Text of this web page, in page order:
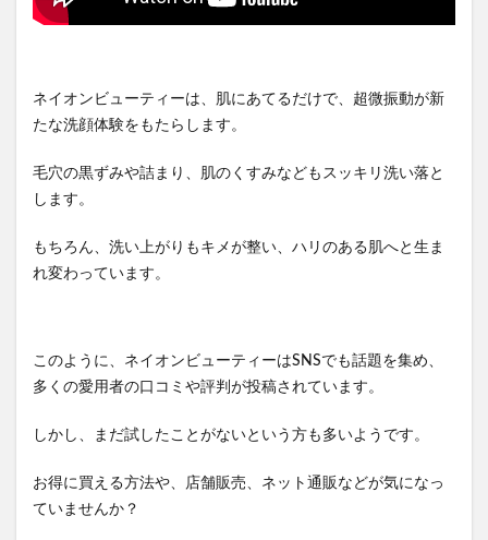
ネイオンビューティーは、肌にあてるだけで、超微振動が新
たな洗顔体験をもたらします。
毛穴の黒ずみや詰まり、肌のくすみなどもスッキリ洗い落と
します。
もちろん、洗い上がりもキメが整い、ハリのある肌へと生ま
れ変わっています。
このように、ネイオンビューティーはSNSでも話題を集め、
多くの愛用者の口コミや評判が投稿されています。
しかし、まだ試したことがないという方も多いようです。
お得に買える方法や、店舗販売、ネット通販などが気になっ
ていませんか？